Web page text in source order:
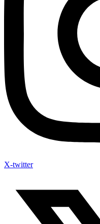
X-twitter